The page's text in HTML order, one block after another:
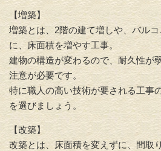
【増築】
増築とは、2階の建て増しや、バル
に、床面積を増やす工事。
建物の構造が変わるので、耐久性が
注意が必要です。
特に職人の高い技術が要される工事
を選びましょう。
【改築】
改築とは、床面積を変えずに、間取